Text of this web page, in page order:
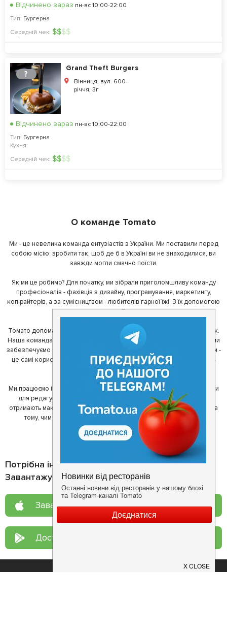
Відчинено зараз пн-вс 10:00-22:00
Тип: Бургерна
Середній чек: $$$$
?
Grand Theft Burgers
Вінниця, вул. 600-
річчя, 3г
Відчинено зараз пн-вс 10:00-22:00
Тип: Бургерна
Кухня:
Середній чек: $$$$
О команде Tomato
Ми - це невелика команда ентузіастів з України. Ми поставили перед
собою місію: зробити так, щоб де б в Україні ви не знаходилися, ви
завжди могли смачно поїсти.
Як ми це робимо? Для початку, ми зібрали приголомшливу команду
професіоналів - фахівців з дизайну, програмування, маркетингу,
копірайтерів, а за сумісництвом - любителів гарної їжі. З їх допомогою
ми створили Томато.
Томато допомагає своїм користувачам знайти цікаві місця неподалік.
Наша команда регулярно зв'язується з ресторанами - таким чином ми
забезпечуємо актуальність інформації. Друга частина нашої команди -
це самі користувачі, які діляться своїми враженнями і допомагають
один одному у виборі кращих місць.
Ми працюємо і з ресторанами. Для них ми надаємо зручні інструменти
для редагування інформації про себе - в результаті відвідувачі
отримають максимум інформації, а ресторан зможе зосередитися на
тому, чим він любить займатися більше всього - смачній їжі.
Потрібна інформація про заклад?
Завантажуйте додаток!
Завантажте у App Store
Доступно у